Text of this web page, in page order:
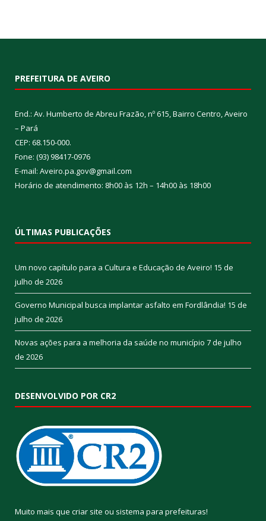
PREFEITURA DE AVEIRO
End.: Av. Humberto de Abreu Frazão, nº 615, Bairro Centro, Aveiro
– Pará
CEP: 68.150-000.
Fone: (93) 98417-0976
E-mail: Aveiro.pa.gov@gmail.com
Horário de atendimento: 8h00 às 12h – 14h00 às 18h00
ÚLTIMAS PUBLICAÇÕES
Um novo capítulo para a Cultura e Educação de Aveiro! 15 de
julho de 2026
Governo Municipal busca implantar asfalto em Fordlândia! 15 de
julho de 2026
Novas ações para a melhoria da saúde no município 7 de julho
de 2026
DESENVOLVIDO POR CR2
Muito mais que criar site ou sistema para prefeituras!